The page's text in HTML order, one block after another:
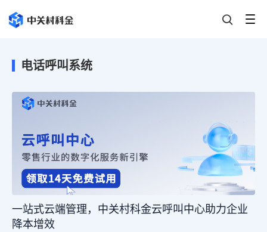
电话呼叫系统
一站式云端管理，中关村科金云呼叫中心助力企业
降本增效